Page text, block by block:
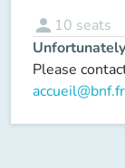
person 10 seats
Please
accueil@bnf.fr